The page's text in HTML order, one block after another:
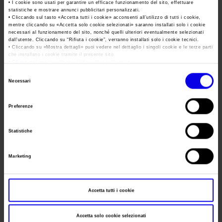
• I cookie sono usati per garantire un efficace funzionamento del sito, effettuare
statistiche e mostrare annunci pubblicitari personalizzati.
• Cliccando sul tasto «Accetta tutti i cookie» acconsenti all’utilizzo di tutti i cookie,
mentre cliccando su «Accetta solo cookie selezionati» saranno installati solo i cookie
necessari al funzionamento del sito, nonché quelli ulteriori eventualmente selezionati
dall’utente. Cliccando su “ Rifiuta i cookie”, verranno installati solo i cookie tecnici.
• Cliccando su «Mostra dettagli» puoi vedere nel dettaglio i singoli cookie e le terze parti
che installano i cookie tramite il presente sito.
Necessari
Preferenze
Statistiche
Marketing
Accetta tutti i cookie
Accetta solo cookie selezionati
Numeri della fiera
Carta dei Valori
Parità di genere
Codice Etico
Bilanci Societari
Accredito Stampa Marmomac 2026
Servizi in quartiere per la stampa
Contatti Ufficio Stampa
Lavora con noi
Contatti
Frequenza
Annual
Website
https://www.vinitaly.com/
E-mail
info@veronafiere.it
Segreteria
Telefono